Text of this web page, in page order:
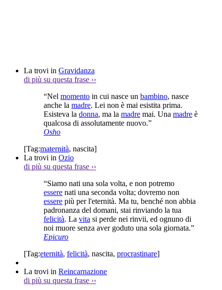
La trovi in Gravidanza
di più su questa frase ››
“Nel momento in cui nasce un bambino, nasce
anche la madre. Lei non è mai esistita prima.
Esisteva la donna, ma la madre mai. Una madre è
qualcosa di assolutamente nuovo.”
Osho
[Tag:maternità, nascita]
La trovi in Ozio
di più su questa frase ››
“Siamo nati una sola volta, e non potremo
essere nati una seconda volta; dovremo non
essere più per l'eternità. Ma tu, benché non abbia
padronanza del domani, stai rinviando la tua
felicità. La vita si perde nei rinvii, ed ognuno di
noi muore senza aver goduto una sola giornata.”
Epicuro
[Tag:eternità, felicità, nascita, procrastinare]
La trovi in Reincarnazione
di più su questa frase ››